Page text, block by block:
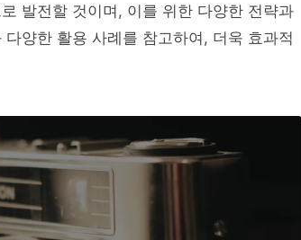
발전할 것이며, 이를 위한 다양한 전략과
다양한 활용 사례를 참고하여, 더욱 효과적